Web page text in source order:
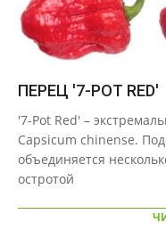
ПЕРЕЦ '7-POT RED'
09-
28
'7-Pot Red' –
Capsicum chinense.
объединяется
остротой